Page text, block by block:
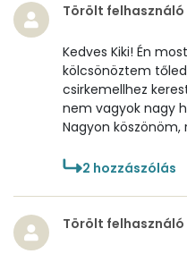
K vitamin:
Tiamin - B1
Riboflavin - B2
Niacin - B3
Törölt felhasználó
Kedves Kiki! Én
kölcsönöztem
csirkemellhez
nem vagyok nagy
Nagyon
2 hozzászólás
Törölt felhasználó